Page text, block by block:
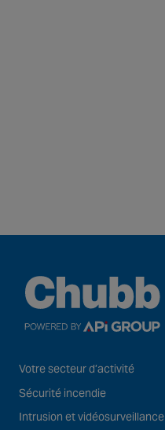
Votre secteur d’activité
Sécurité incendie
Intrusion et vidéosurveillance